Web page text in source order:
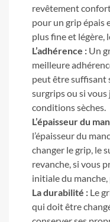
revêtement
pour un grip épais
plus fine et légère,
L’adhérence : Un
meilleure
peut être suffisant
surgrips ou si
conditions sèches.
L’épaisseur du
l’épaisseur du
changer le grip, le
revanche, si vous
initiale du manche,
La durabilité : Le
qui doit être